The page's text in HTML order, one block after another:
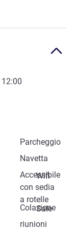
12:00
Parcheggio
Navetta
Accessibile
con sedia
a rotelle
Wifi
Colazione
Sale
riunioni